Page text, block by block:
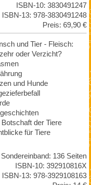
ISBN-10: 3830491247
ISBN-13: 978-3830491248
Preis: 69,90 €
und Tier - Fleisch:
oder Verzicht?
und Hunde
Botschaft der Tiere
für Tiere
Sondereinband: 136 Seiten
ISBN-10: 392910816X
ISBN-13: 978-3929108163